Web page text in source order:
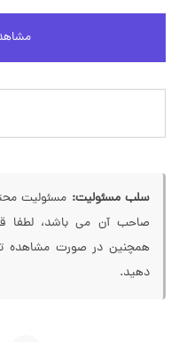
سلب مسئولیت: مسئولیت
صاحب آن می باشد، لطفا
همچنین در صورت مشاهده
دهید.